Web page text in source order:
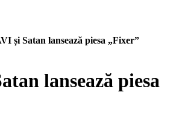
și Satan lansează piesa „Fixer”
lansează piesa